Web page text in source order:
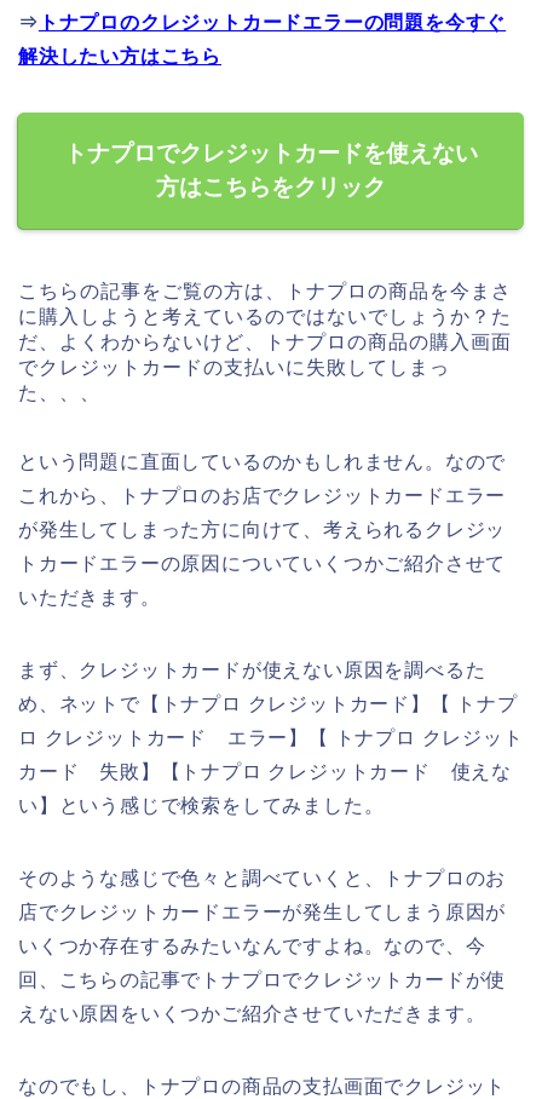
⇒ トナプロのクレジットカードエラーの問題を今すぐ
解決したい方はこちら
トナプロでクレジットカードを使えない
方はこちらをクリック
こちらの記事をご覧の方は、トナプロの商品を今まさ
に購入しようと考えているのではないでしょうか？た
だ、よくわからないけど、トナプロの商品の購入画面
でクレジットカードの支払いに失敗してしまっ
た、、、
という問題に直面しているのかもしれません。なので
これから、トナプロのお店でクレジットカードエラー
が発生してしまった方に向けて、考えられるクレジッ
トカードエラーの原因についていくつかご紹介させて
いただきます。
まず、クレジットカードが使えない原因を調べるた
め、ネットで【トナプロ クレジットカード】【 トナプ
ロ クレジットカード エラー】【 トナプロ クレジット
カード 失敗】【トナプロ クレジットカード 使えな
い】という感じで検索をしてみました。
そのような感じで色々と調べていくと、トナプロのお
店でクレジットカードエラーが発生してしまう原因が
いくつか存在するみたいなんですよね。なので、今
回、こちらの記事でトナプロでクレジットカードが使
えない原因をいくつかご紹介させていただきます。
なのでもし、トナプロの商品の支払画面でクレジット